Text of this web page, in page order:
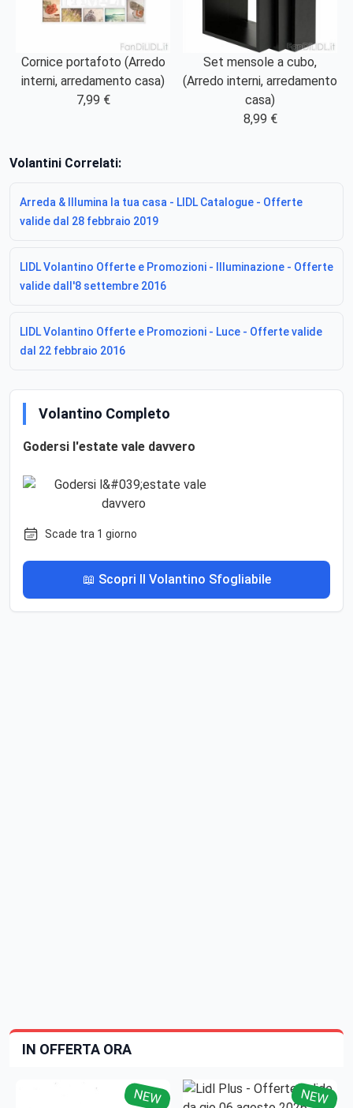
Cornice portafoto (Arredo
interni, arredamento casa)
7,99 €
Set mensole a cubo,
(Arredo interni, arredamento
casa)
8,99 €
Volantini Correlati:
Arreda & Illumina la tua casa - LIDL Catalogue - Offerte
valide dal 28 febbraio 2019
LIDL Volantino Offerte e Promozioni - Illuminazione - Offerte
valide dall'8 settembre 2016
LIDL Volantino Offerte e Promozioni - Luce - Offerte valide
dal 22 febbraio 2016
Volantino Completo
Godersi l'estate vale davvero
Scade tra 1 giorno
📖 Scopri Il Volantino Sfogliabile
IN OFFERTA ORA
NEW NEW